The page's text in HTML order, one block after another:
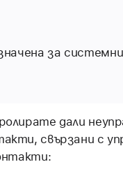
за
дали
свързани с